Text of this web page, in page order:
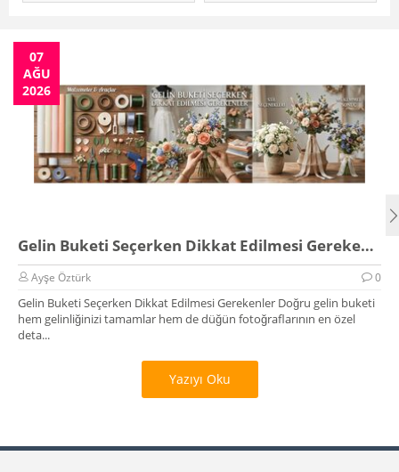
07
AĞU
2026
Gelin Buketi Seçerken Dikkat Edilmesi Gerekenler
Ayşe Öztürk 0
Gelin Buketi Seçerken Dikkat Edilmesi Gerekenler Doğru gelin buketi
hem gelinliğinizi tamamlar hem de düğün fotoğraflarının en özel
deta...
Yazıyı Oku